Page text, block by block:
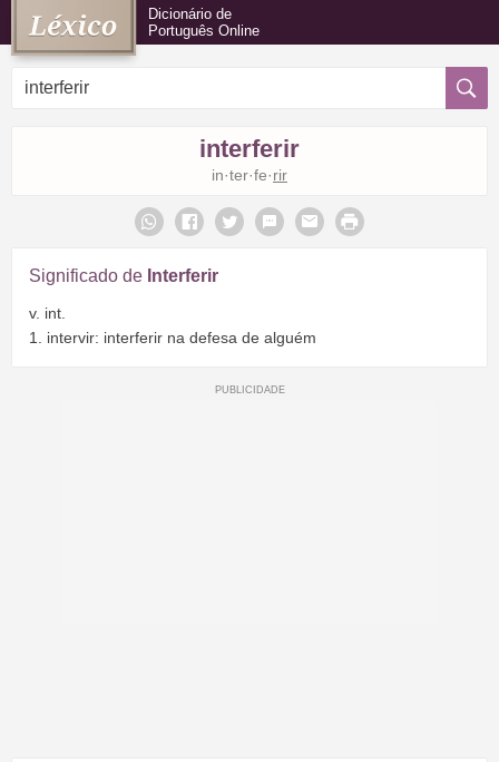
Dicionário de
Português Online
interferir
in·ter·fe·rir
Significado de Interferir
v. int.
1. intervir: interferir na defesa de alguém